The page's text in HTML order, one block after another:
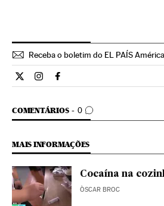
Receba o boletim do EL PAÍS América
Estilo El País Brasil en Twitter
Estilo El País Brasil en
Estilo El País Brasil en
COMENTÁRIOS 0
COMENTÁRIOS
MAIS INFORMAÇÕES
Cocaína na
ÒSCAR BROC